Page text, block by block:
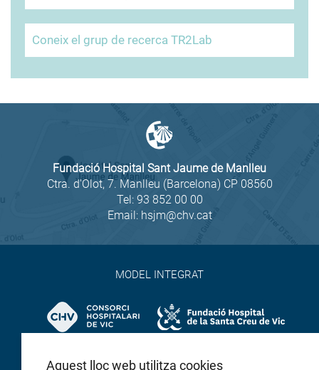
Coneix el grup de recerca TR2Lab
Fundació Hospital Sant Jaume de Manlleu
Ctra. d'Olot, 7. Manlleu (Barcelona) CP 08560
Tel: 93 852 00 00
Email: hsjm@chv.cat
MODEL INTEGRAT
Aquest lloc web utilitza cookies